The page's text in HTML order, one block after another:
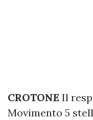
CROTONE Il
Movimento 5